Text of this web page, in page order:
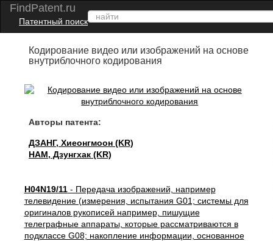
FindPatent.ru
Патентный поиск
Кодирование видео или изображений на основе
внутриблочного кодирования
Авторы патента:
ДЗАНГ, Хиеонгмоон (KR)
НАМ, Дзунгхак (KR)
H04N19/11- Передача изображений, например
телевидение (измерения, испытания G01; системы для
оригиналов рукописей например, пишущие
телеграфные аппараты, которые рассматриваются в
подклассе G08; накопление информации, основанное